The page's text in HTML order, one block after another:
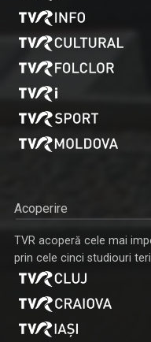
Acoperire
TVR acoperă cele mai
prin cele cinci studiouri